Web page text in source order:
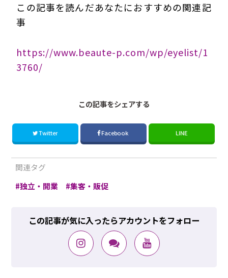
この記事を読んだあなたにおすすめの関連記
事
https://www.beaute-p.com/wp/eyelist/1
3760/
この記事をシェアする
Twitter Facebook LINE
関連タグ
独立・開業
集客・販促
この記事が気に入ったらアカウントをフォロー